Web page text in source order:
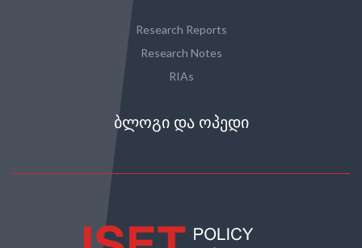
Research Reports
Research Notes
RIAs
ᲑᲚᲝᲒᲘ ᲓᲐ ᲝᲞᲔᲓᲘ